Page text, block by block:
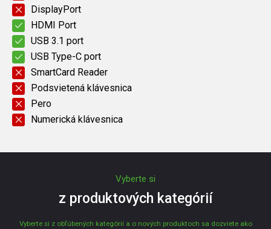
DisplayPort
HDMI Port
USB 3.1 port
USB Type-C port
SmartCard Reader
Podsvietená klávesnica
Pero
Numerická klávesnica
Vyberte si
z produktových kategórií
Vyberte si z obľúbených kategórií a o nových produktoch sa dozviete ako